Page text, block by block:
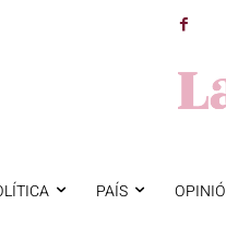
PAÍS OPINIÓ